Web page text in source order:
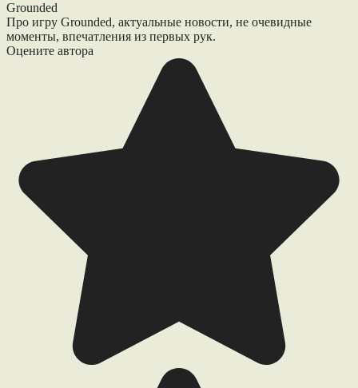
Grounded
Про игру Grounded, актуальные новости, не очевидные
моменты, впечатления из первых рук.
Оцените автора